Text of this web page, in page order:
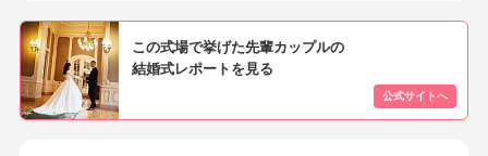
とをできるように提案してくださり、昔に相談したこともしっ
かり覚えてくださり、ぬかりないです。とても丁寧にサポート
してくださります。どこのホテルよりも1番美味しいと思いま
す。結婚式当日は、タイミングがあまりなく、しっかり食べる
ことができなかったのが残念でしたが、参列者はみんなよろこ
開放感があります。ステンドグラスもあるので、神聖な雰囲気
を演出したい人にはピッタリだと思います。バージンロードは
少し長めに感じました。席が後ろだと、新郎新婦を見ると少し
遠くに感じます。披露宴会場は広々しており、ゆったりとした
この式場で挙げた先輩カップルの
結婚式レポートを見る